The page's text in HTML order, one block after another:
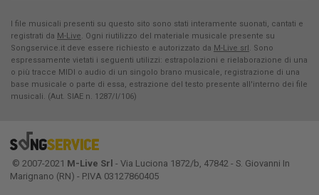
I file musicali presenti su questo sito sono stati interamente suonati, cantati e
registrati da M-Live. Ogni riutilizzo del materiale musicale presente su
Songservice.it deve essere richiesto e autorizzato da M-Live srl. Sono
espressamente vietati i seguenti utilizzi: estrapolazioni e rielaborazione di una
o più tracce MIDI o audio di un singolo brano musicale, registrazione di una
base musicale o parte di essa, estrazione del testo presente all'interno dei file
musicali. (Aut. SIAE n. 1287/I/106)
© 2007-2021 M-Live Srl - Via Luciona 1872/b, 47842 - S. Giovanni In
Marignano (RN) - P.IVA 03127860405